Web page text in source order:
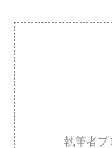
執筆者プ